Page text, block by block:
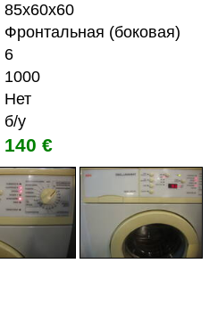
85x60x60
Фронтальная (боковая)
6
1000
Нет
б/у
140 €